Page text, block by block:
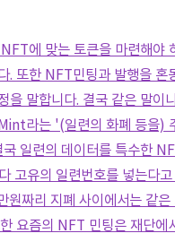
에 맞는 토큰을 마련해야
. 또한 NFT민팅과 발행을
말합니다. 결국 같은 말이
라는 '(일련의 화폐 등을)
일련의 데이터를 특수한
고유의 일련번호를 넣는다
짜리 지폐 사이에서는 같
요즘의 NFT 민팅은 재단에